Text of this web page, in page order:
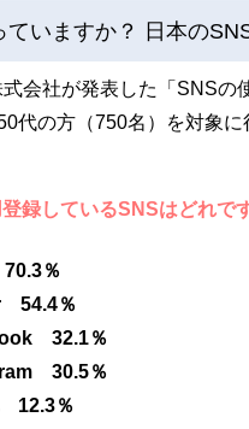
、快適でより良い生活のアイデア
ていますか？ 日本の
式会社が発表した「SNS
代の方（750名）を対象に
登録しているSNSはどれで
％
54.4％
32.1％
30.5％
12.3％